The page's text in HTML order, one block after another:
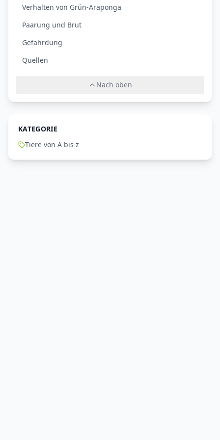
Verhalten von Grün-Araponga
Paarung und Brut
Gefährdung
Quellen
Nach oben
KATEGORIE
Tiere von A bis z